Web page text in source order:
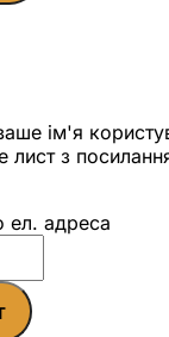
ім'я
лист з
ел. адреса